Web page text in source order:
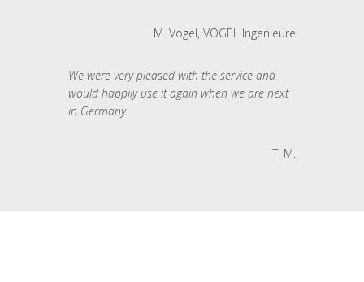
M. Vogel, VOGEL Ingenieure
We were very pleased with the service and
would happily use it again when we are next
in Germany.
T. M.